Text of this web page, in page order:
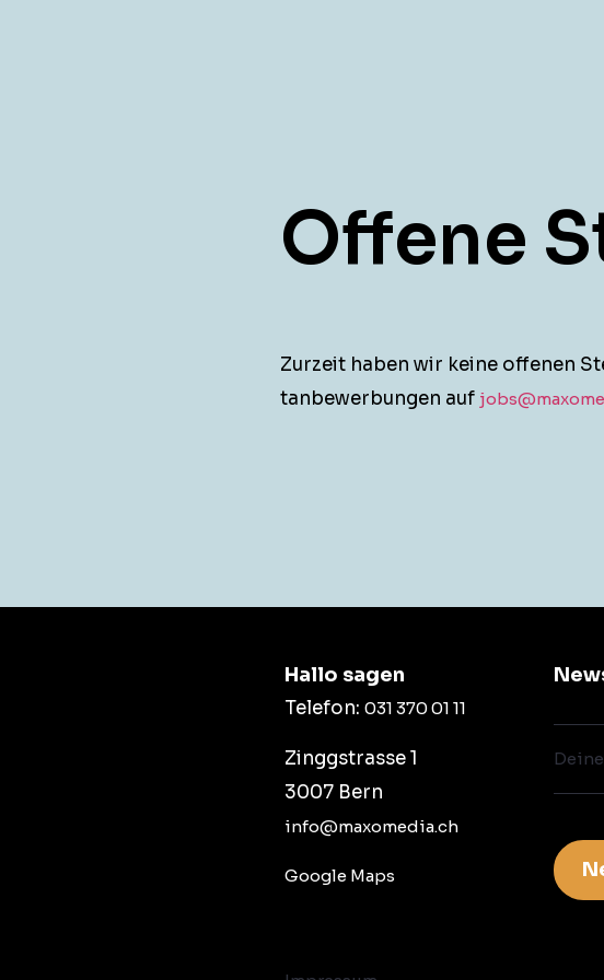
Offene
Zurzeit haben wir keine offe­nen
tan­be­wer­bun­gen auf
Hallo sagen
Telefon: 031 370 01 11
Zinggstrasse 1
3007 Bern
info@maxomedia.ch
Google Maps